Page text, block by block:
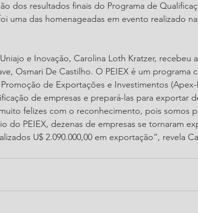
dos resultados finais do Programa de
uma das homenageadas em evento realizado
e Inovação, Carolina Loth Kratzer, recebeu
Osmari De Castilho. O PEIEX é um programa
de Exportações e Investimentos
de empresas e prepará-las para exportar
felizes com o reconhecimento, pois somos
do PEIEX, dezenas de empresas se tornaram
U$ 2.090.000,00 em exportação”, revela